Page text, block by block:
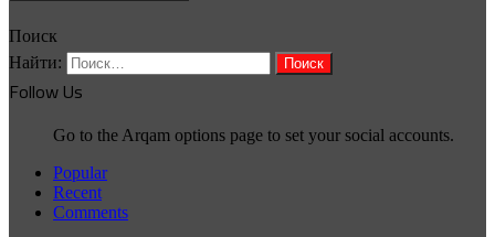
Поиск
Найти:
Follow Us
Go to the Arqam options page to set your social accounts.
Popular
Recent
Comments